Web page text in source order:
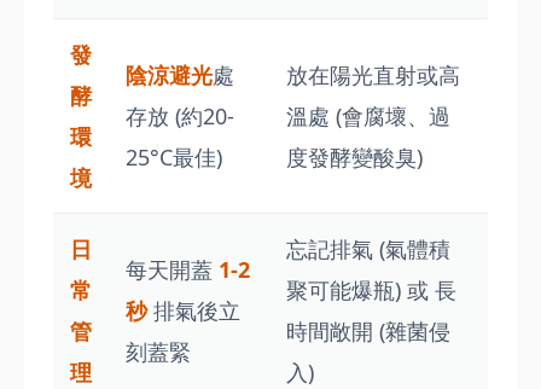
發
酵
環
境
陰涼避光處
存放 (約20-
25°C最佳)
放在陽光直射或高
溫處 (會腐壞、過
度發酵變酸臭)
日
常
管
理
每天開蓋 1-2
秒排氣後立
刻蓋緊
忘記排氣 (氣體積
聚可能爆瓶) 或 長
時間敞開 (雜菌侵
入)